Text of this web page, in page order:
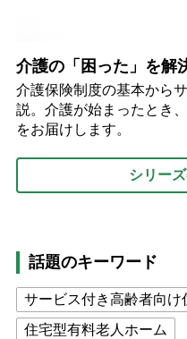
介護の「困った」を解
介護保険制度の基本から
説。介護が始まったとき
をお届けします。
シリー
話題のキーワード
サービス付き高齢者向け
住宅型有料老人ホーム